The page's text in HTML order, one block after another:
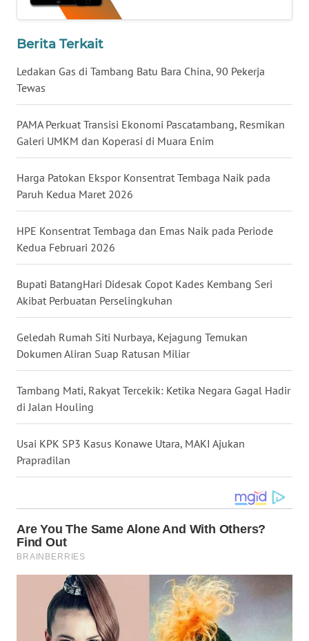
Berita Terkait
Ledakan Gas di Tambang Batu Bara China, 90 Pekerja
Tewas
PAMA Perkuat Transisi Ekonomi Pascatambang, Resmikan
Galeri UMKM dan Koperasi di Muara Enim
Harga Patokan Ekspor Konsentrat Tembaga Naik pada
Paruh Kedua Maret 2026
HPE Konsentrat Tembaga dan Emas Naik pada Periode
Kedua Februari 2026
Bupati BatangHari Didesak Copot Kades Kembang Seri
Akibat Perbuatan Perselingkuhan
Geledah Rumah Siti Nurbaya, Kejagung Temukan
Dokumen Aliran Suap Ratusan Miliar
Tambang Mati, Rakyat Tercekik: Ketika Negara Gagal Hadir
di Jalan Houling
Usai KPK SP3 Kasus Konawe Utara, MAKI Ajukan
Prapradilan
WN
WN
SUMBAR
WN
SUMSEL
WN
BENGKULU
WN
LAMPUNG
JATENG
NUSANTARA
JOGJA
JATIM
WN
WN
KALBAR
KALTENG
WN